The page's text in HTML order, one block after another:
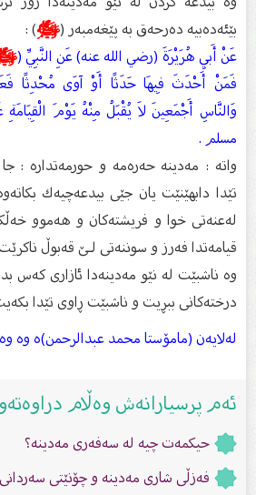
بێئەدەبیە دەرحەق بە پێغەمبەر (ﷺ) :
عَنْ أَبِي هُرَيْرَةَ (رضي الله عنه) عَنِ النَّبِيِّ (ﷺ
فَمَنْ أَحْدَثَ فِيهَا حَدَثًا أَوْ آوَى مُحْدِثًا فَعَلَيْهِ
وَالنَّاسِ أَجْمَعِينَ لاَ يُقْبَلُ مِنْهُ يَوْمَ
مسلم .
واتە : مەدینە حەرەمە و حورمەتدارە :
تێدا دابهێنێت یان جێی بیدعەچیەك
لەعنەتی خوا و فریشتەكان و هەموو
قیامەتدا فەرز و سوننەتی لـێ قەبوڵ ناكرێت .
وە ناشبێت لە نێو مەدینەدا ئازاری كەس
درختەكانی ببڕیت و ناشبێت ڕاوی تێدا
لەلایەن (مامۆستا محمد عبدالرحمن)ە وە
ئەم پرسیارانەش وەڵام دراوەتەوە
حیكمەت چیە لە سەفەری مەدینە؟
فەزڵی شاری مەدینە و چۆنێتى سەردانى